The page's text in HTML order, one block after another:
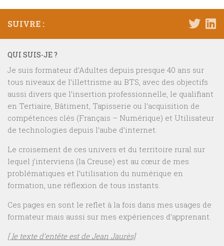
SUIVRE :
QUI SUIS-JE ?
Je suis formateur d’Adultes depuis presque 40 ans sur
tous niveaux de l’illettrisme au BTS, avec des objectifs
aussi divers que l’insertion professionnelle, le qualifiant
en Tertiaire, Bâtiment, Tapisserie ou l’acquisition de
compétences clés (Français – Numérique) et Utilisateur
de technologies depuis l’aube d’internet.
Le croisement de ces univers et du territoire rural sur
lequel j’interviens (la Creuse) est au cœur de mes
problématiques et l’utilisation du numérique en
formation, une réflexion de tous instants.
Ces pages en sont le reflet à la fois dans mes usages de
formateur mais aussi sur mes expériences d’apprenant.
[ le texte d’entête est de Jean Jaurès]